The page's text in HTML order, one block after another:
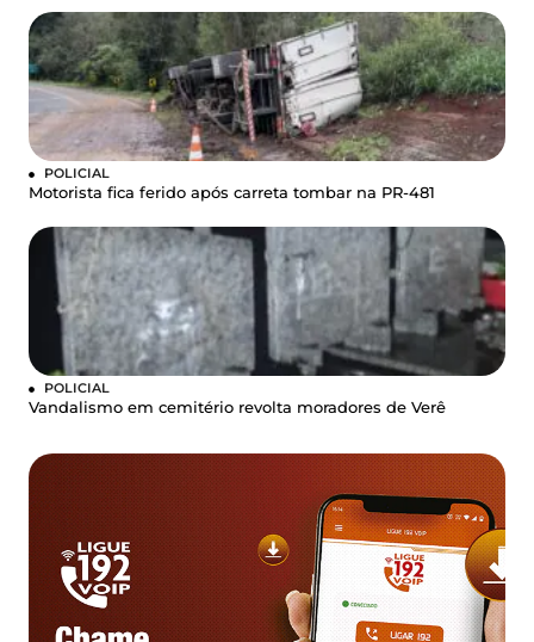
POLICIAL
Motorista fica ferido após carreta tombar na PR-481
POLICIAL
Vandalismo em cemitério revolta moradores de Verê